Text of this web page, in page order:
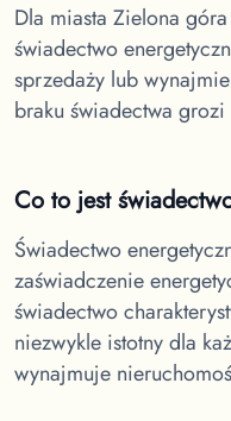
Dla miasta Zielona góra
świadectwo
sprzedaży lub
braku świadectwa
Co to jest
Świadectwo
zaświadczenie
świadectwo
niezwykle istotny dla
wynajmuje